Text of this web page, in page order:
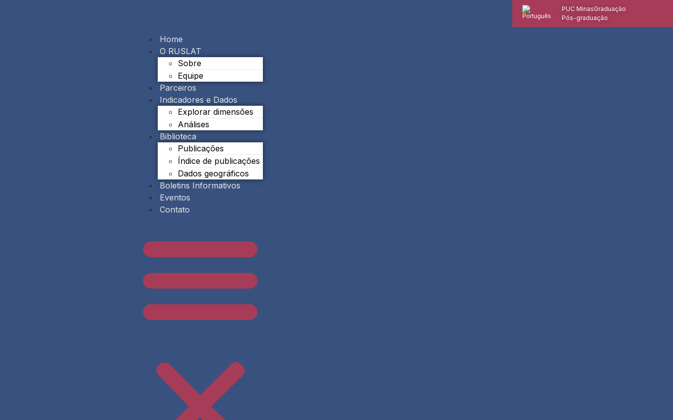
PUC MinasGraduação
Pós-graduação
Home
O RUSLAT
Sobre
Equipe
Parceiros
Indicadores e Dados
Explorar dimensões
Análises
Biblioteca
Publicações
Índice de publicações
Dados geográficos
Boletins Informativos
Eventos
Contato